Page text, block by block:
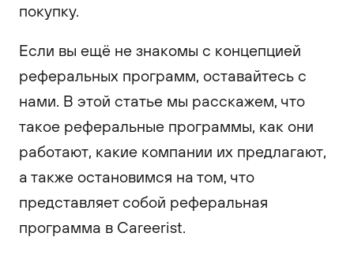
покупку.
Если вы ещё не знакомы с концепцией
реферальных программ, оставайтесь с
нами. В этой статье мы расскажем, что
такое реферальные программы, как они
работают, какие компании их предлагают,
а также остановимся на том, что
представляет собой реферальная
программа в Careerist.